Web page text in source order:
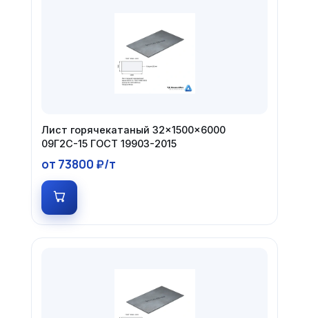
Лист горячекатаный 32×1500×6000
09Г2С-15 ГОСТ 19903-2015
от 73800 ₽/т